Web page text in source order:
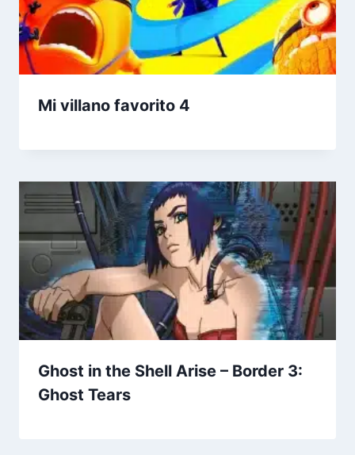
Mi villano favorito 4
Ghost in the Shell Arise – Border 3:
Ghost Tears